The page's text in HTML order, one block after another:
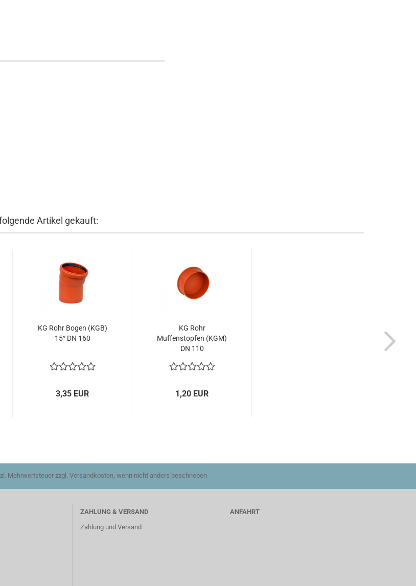
Artikel gekauft:
KG Rohr Bogen (KGB)
15° DN 160
3,35 EUR
KG Rohr
Muffenstopfen (KGM)
DN 110
1,20 EUR
Mehrwertsteuer zzgl. Versandkosten, wenn nicht anders beschrieben
ZAHLUNG & VERSAND
Zahlung und Versand
ANFAHRT